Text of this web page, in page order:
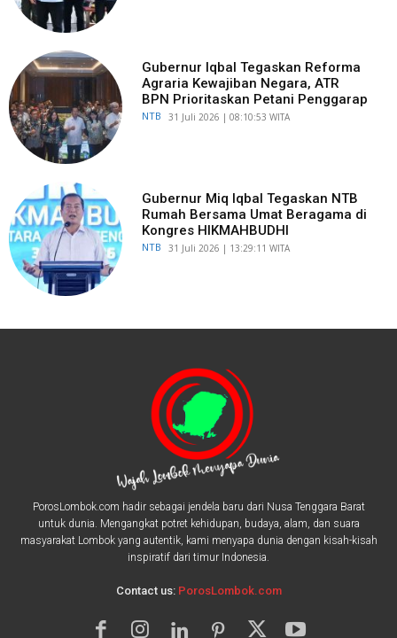
Gubernur Iqbal Tegaskan Reforma
Agraria Kewajiban Negara, ATR
BPN Prioritaskan Petani Penggarap
NTB ​31 Juli 2026 | 08:10:53 WITA
Gubernur Miq Iqbal Tegaskan NTB
Rumah Bersama Umat Beragama di
Kongres HIKMAHBUDHI
NTB ​31 Juli 2026 | 13:29:11 WITA
PorosLombok.com hadir sebagai jendela baru dari Nusa Tenggara Barat
untuk dunia. Mengangkat potret kehidupan, budaya, alam, dan suara
masyarakat Lombok yang autentik, kami menyapa dunia dengan kisah-kisah
inspiratif dari timur Indonesia.
Contact us: PorosLombok.com